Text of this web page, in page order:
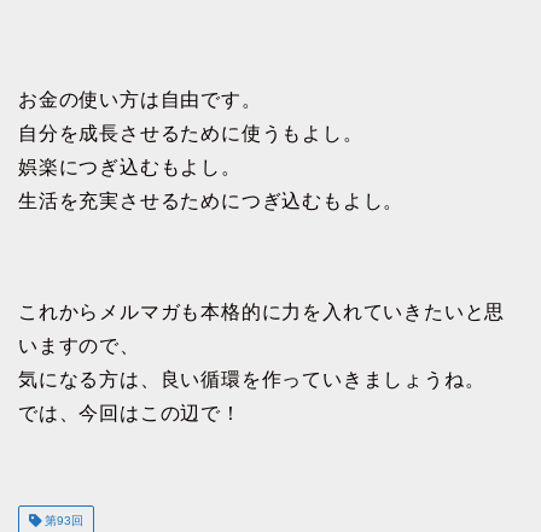
お金の使い方は自由です。
自分を成長させるために使うもよし。
娯楽につぎ込むもよし。
生活を充実させるためにつぎ込むもよし。
これからメルマガも本格的に力を入れていきたいと思
いますので、
気になる方は、良い循環を作っていきましょうね。
では、今回はこの辺で！
第93回